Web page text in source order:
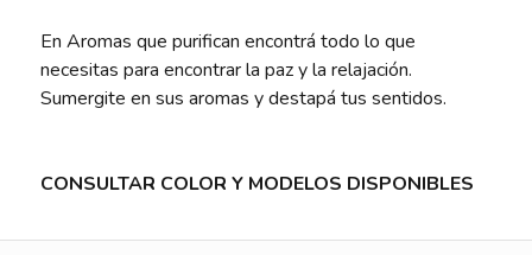
En Aromas que purifican encontrá todo lo que
necesitas para encontrar la paz y la relajación.
Sumergite en sus aromas y destapá tus sentidos.
CONSULTAR COLOR Y MODELOS DISPONIBLES